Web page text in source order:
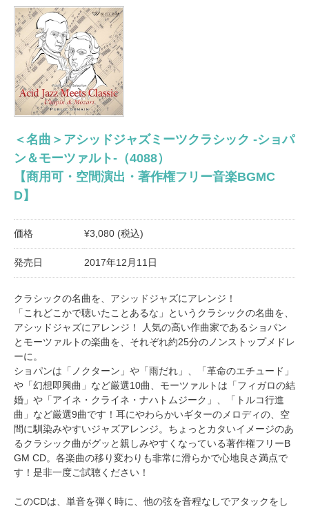
＜名曲＞アシッドジャズミーツクラシック -ショパ
ン＆モーツァルト-（4088）
【商用可・空間演出・著作権フリー音楽BGMC
D】
価格 ¥3,080 (税込)
発売日 2017年12月11日
クラシックの名曲を、アシッドジャズにアレンジ！
「これどこかで聴いたことあるな」というクラシックの名曲を、
アシッドジャズにアレンジ！ 人気の高い作曲家であるショパン
とモーツァルトの楽曲を、それぞれ約25分のノンストップメドレ
ーに。
ショパンは「ノクターン」や「雨だれ」、「革命のエチュード」
や「幻想即興曲」など厳選10曲、モーツァルトは「フィガロの結
婚」や「アイネ・クライネ・ナハトムジーク」、「トルコ行進
曲」など厳選9曲です！耳にやわらかいギターのメロディの、空
間に馴染みやすいジャズアレンジ。ちょっとカタいイメージのあ
るクラシック曲がグッと親しみやすくなっている著作権フリーB
GM CD。各楽曲の移り変わりも非常に滑らかで心地良さ満点で
す！是非一度ご試聴ください！
このCDは、単音を弾く時に、他の弦を音程なしでアタックをし